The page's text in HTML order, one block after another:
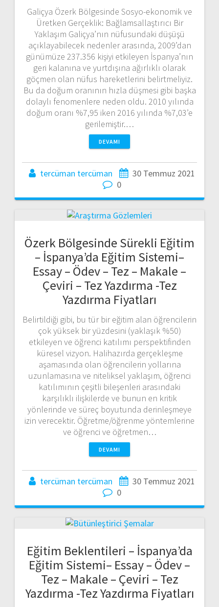
Galiçya Özerk Bölgesinde Sosyo-ekonomik ve
Üretken Gerçeklik: Bağlamsallaştırıcı Bir
Yaklaşım Galiçya’nın nüfusundaki düşüşü
açıklayabilecek nedenler arasında, 2009’dan
günümüze 237.356 kişiyi etkileyen İspanya’nın
geri kalanına ve yurtdışına ağırlıklı olarak
göçmen olan nüfus hareketlerini belirtmeliyiz.
Bu da doğum oranının hızla düşmesi gibi başka
dolaylı fenomenlere neden oldu. 2010 yılında
doğum oranı %7,95 iken 2016 yılında %7,03’e
gerilemiştir.…
DEVAMI
tercüman tercüman
30 Temmuz 2021
0
Özerk Bölgesinde Sürekli Eğitim
– İspanya’da Eğitim Sistemi–
Essay – Ödev – Tez – Makale –
Çeviri – Tez Yazdırma -Tez
Yazdırma Fiyatları
Belirtildiği gibi, bu tür bir eğitim alan öğrencilerin
çok yüksek bir yüzdesini (yaklaşık %50)
etkileyen ve öğrenci katılımı perspektifinden
küresel vizyon. Halihazırda gerçekleşme
aşamasında olan öğrencilerin yollarına
uzunlamasına ve niteliksel yaklaşım, öğrenci
katılımının çeşitli bileşenleri arasındaki
karşılıklı ilişkilerde ve bunun en kritik
yönlerinde ve süreç boyutunda derinleşmeye
izin verecektir. Öğretme/öğrenme yöntemlerine
ve öğrenci ve öğretmen…
DEVAMI
tercüman tercüman
30 Temmuz 2021
0
Eğitim Beklentileri – İspanya’da
Eğitim Sistemi– Essay – Ödev –
Tez – Makale – Çeviri – Tez
Yazdırma -Tez Yazdırma Fiyatları